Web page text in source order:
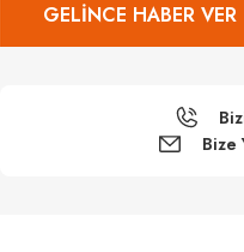
GELINCE HABER VER
Bize